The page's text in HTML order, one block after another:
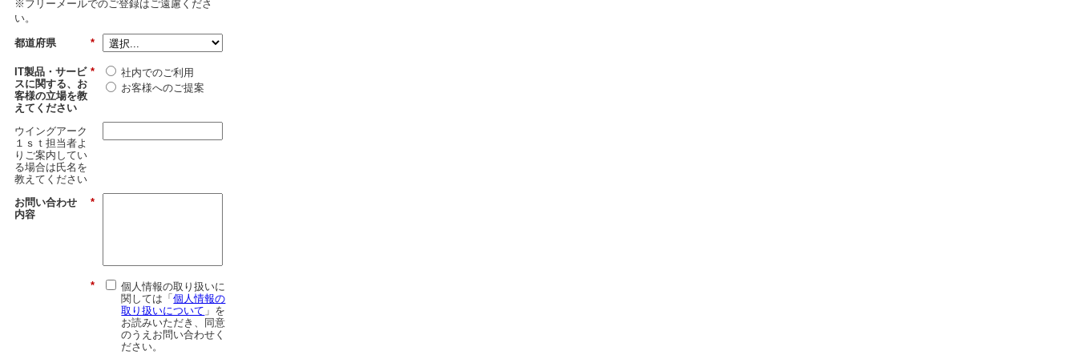
※フリーメールでのご登録はご遠慮くださ
い。
*
都道府県
*
IT製品・サービ
スに関する、お
客様の立場を教
えてください
社内でのご利用
お客様へのご提案
ウイングアーク
１ｓｔ担当者よ
りご案内してい
る場合は氏名を
教えてください
*
お問い合わせ
内容
*
個人情報の取り扱いに
関しては「個人情報の
取り扱いについて 」を
お読みいただき、同意
のうえお問い合わせく
ださい。